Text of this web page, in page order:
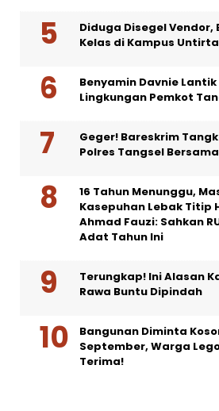
Diduga Disegel Vendor,
Kelas di Kampus
Benyamin Davnie
Lingkungan Pemkot
Geger! Bareskrim
Polres Tangsel
16 Tahun Menunggu,
Kasepuhan Lebak Titip
Ahmad Fauzi: Sahkan
Adat Tahun Ini
Terungkap! Ini Alasan
Rawa Buntu Dipindah
Bangunan Diminta
September, Warga
Terima!